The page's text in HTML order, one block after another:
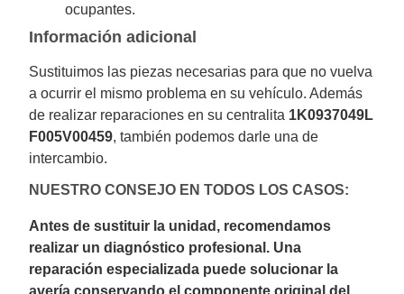
ocupantes.
Información adicional
Sustituimos las piezas necesarias para que no vuelva
a ocurrir el mismo problema en su vehículo. Además
de realizar reparaciones en su centralita 1K0937049L
F005V00459, también podemos darle una de
intercambio.
NUESTRO CONSEJO EN TODOS LOS CASOS:
Antes de sustituir la unidad, recomendamos
realizar un diagnóstico profesional. Una
reparación especializada puede solucionar la
avería conservando el componente original del